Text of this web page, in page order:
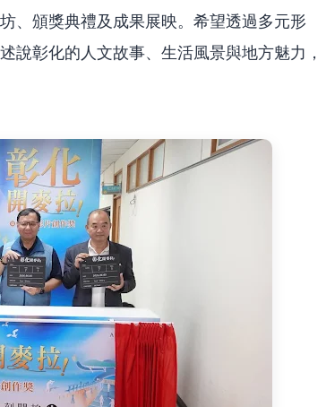
、頒獎典禮及成果展映。希望透過多元形
說彰化的人文故事、生活風景與地方魅力，